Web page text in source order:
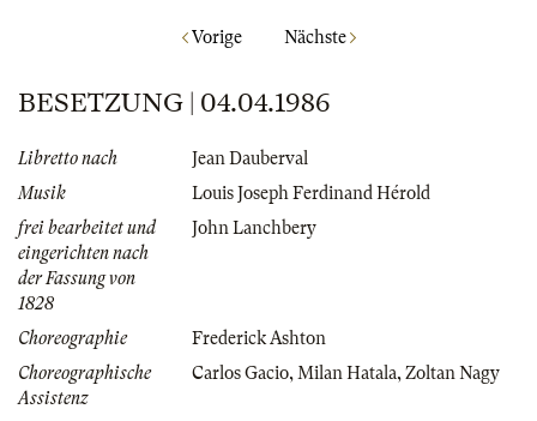
Vorige Nächste
BESETZUNG | 04.04.1986
Libretto nach
Jean Dauberval
Musik
Louis Joseph Ferdinand Hérold
frei bearbeitet und
eingerichten nach
der Fassung von
1828
John Lanchbery
Choreographie
Frederick Ashton
Choreographische
Assistenz
Carlos Gacio, Milan Hatala, Zoltan Nagy